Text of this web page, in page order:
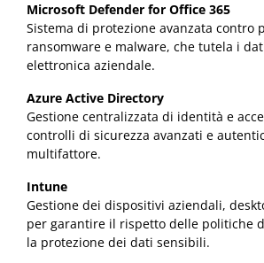
Microsoft Defender for Office 365
Sistema di protezione avanzata contro
ransomware e malware, che tutela i
elettronica aziendale.
Azure Active Directory
Gestione centralizzata di identità e
controlli di sicurezza avanzati e
multifattore.
Intune
Gestione dei dispositivi aziendali,
per garantire il rispetto delle politiche
la protezione dei dati sensibili.